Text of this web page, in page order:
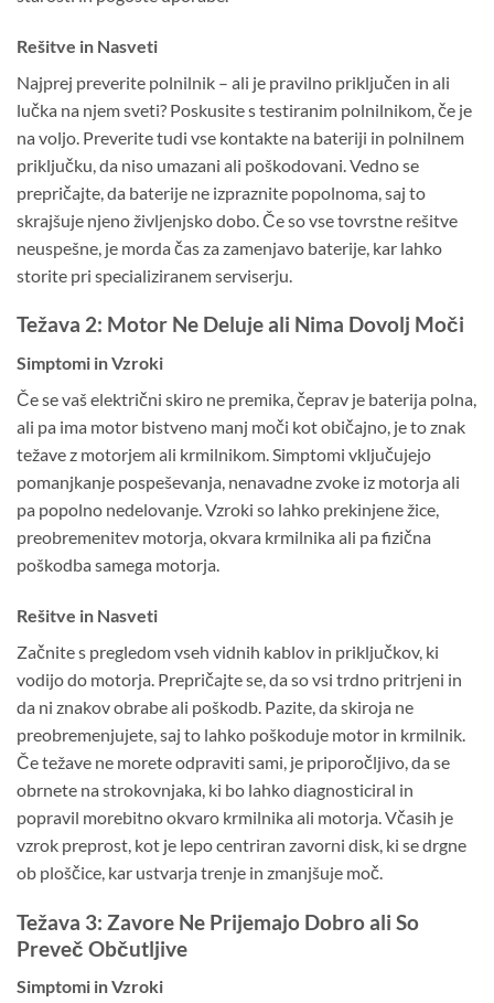
Rešitve in Nasveti
Najprej preverite polnilnik – ali je pravilno priključen in ali
lučka na njem sveti? Poskusite s testiranim polnilnikom, če je
na voljo. Preverite tudi vse kontakte na bateriji in polnilnem
priključku, da niso umazani ali poškodovani. Vedno se
prepričajte, da baterije ne izpraznite popolnoma, saj to
skrajšuje njeno življenjsko dobo. Če so vse tovrstne rešitve
neuspešne, je morda čas za zamenjavo baterije, kar lahko
storite pri specializiranem serviserju.
Težava 2: Motor Ne Deluje ali Nima Dovolj Moči
Simptomi in Vzroki
Če se vaš električni skiro ne premika, čeprav je baterija polna,
ali pa ima motor bistveno manj moči kot običajno, je to znak
težave z motorjem ali krmilnikom. Simptomi vključujejo
pomanjkanje pospeševanja, nenavadne zvoke iz motorja ali
pa popolno nedelovanje. Vzroki so lahko prekinjene žice,
preobremenitev motorja, okvara krmilnika ali pa fizična
poškodba samega motorja.
Rešitve in Nasveti
Začnite s pregledom vseh vidnih kablov in priključkov, ki
vodijo do motorja. Prepričajte se, da so vsi trdno pritrjeni in
da ni znakov obrabe ali poškodb. Pazite, da skiroja ne
preobremenjujete, saj to lahko poškoduje motor in krmilnik.
Če težave ne morete odpraviti sami, je priporočljivo, da se
obrnete na strokovnjaka, ki bo lahko diagnosticiral in
popravil morebitno okvaro krmilnika ali motorja. Včasih je
vzrok preprost, kot je lepo centriran zavorni disk, ki se drgne
ob ploščice, kar ustvarja trenje in zmanjšuje moč.
Težava 3: Zavore Ne Prijemajo Dobro ali So
Preveč Občutljive
Simptomi in Vzroki